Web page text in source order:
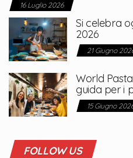
16 Luglio 2026
Si celebra
2026
21 Giugno
World
guida per i
15 Giugno
FOLLOW US